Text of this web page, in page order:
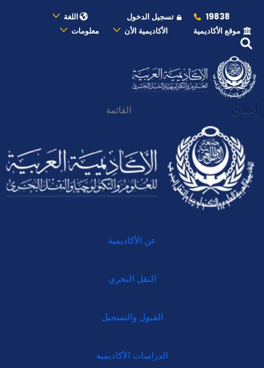
19838 تسجيل الدخول
اللغة
موقع الأكاديمية
الأكاديمية الأن معلومات
إغلاق القائمة
عن الأكاديمية
النقل البحري
القبول والتسجيل
الدراسات الأكاديمية